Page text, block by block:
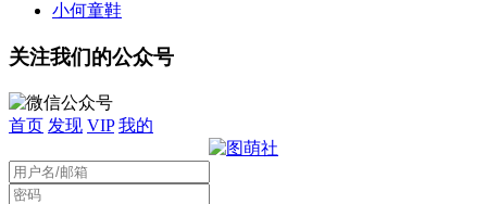
小何童鞋
关注我们的公众号
首页 发现 VIP 我的